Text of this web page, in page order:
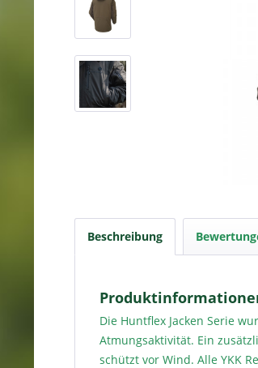
Beschreibung
Die Huntflex Jacken Serie
Atmungsaktivität. Ein
schützt vor Wind. Alle YKK